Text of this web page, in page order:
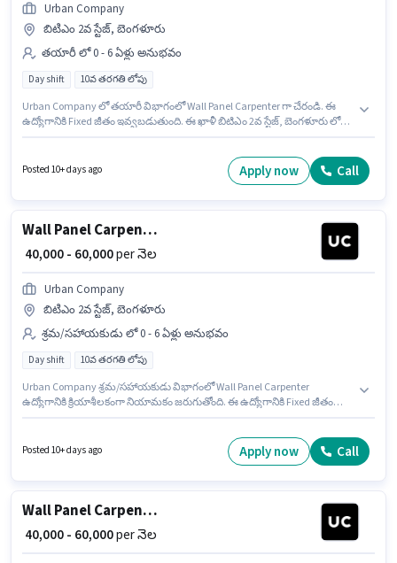
Urban Company
బిటిఎం 2వ స్టేజ్, బెంగళూరు
తయారీ లో 0 - 6 ఏళ్లు అనుభవం
Day shift 10వ తరగతి లోపు
Urban Company లో తయారీ విభాగంలో Wall Panel Carpenter గా చేరండి. ఈ
ఉద్యోగానికి Fixed జీతం ఇవ్వబడుతుంది. ఈ ఖాళీ బిటిఎం 2వ స్టేజ్, బెంగళూరు లో
ఉన్న అభ్యర్థులు ఈ ఉద్యోగానికి అప్లై చేసుకోవచ్చు. ఈ ఉద్యోగం Full Time
ప్రాతిపదికపై, DAY shift మరియు వారానికి 6 days working ఉన్నాయి.
Posted 10+ days ago Apply now Call
Wall Panel Carpenter
₹ 40,000 - 60,000per నెల
Urban Company
బిటిఎం 2వ స్టేజ్, బెంగళూరు
శ్రమ/సహాయకుడు లో 0 - 6 ఏళ్లు అనుభవం
Day shift 10వ తరగతి లోపు
Urban Company శ్రమ/సహాయకుడు విభాగంలో Wall Panel Carpenter
ఉద్యోగానికి క్రియాశీలకంగా నియామకం జరుగుతోంది. ఈ ఉద్యోగానికి Fixed జీతం
బిటిఎం 2వ స్టేజ్, బెంగళూరు లో ఉంది. ఈ ఉద్యోగానికి 10వ తరగతి లోపు అర్హత ఉన్న
అభ్యర్థులు దరఖాస్తు చేయవచ్చు. ఈ ఉద్యోగం Full Time ప్రాతిపదికపై, DAY shift
Posted 10+ days ago Apply now Call
Wall Panel Carpenter
₹ 40,000 - 60,000per నెల